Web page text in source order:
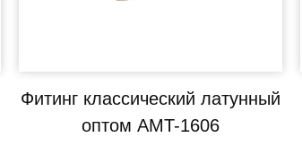
Фитинг классический латунный
оптом AMT-1606